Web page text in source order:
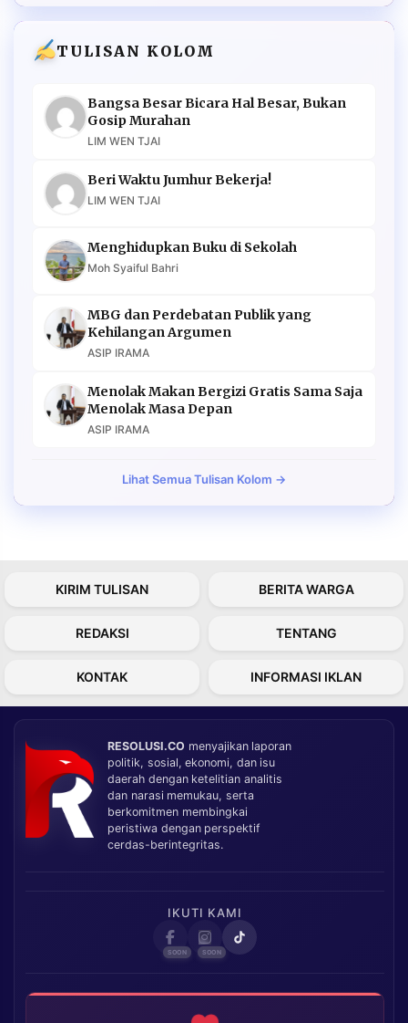
TULISAN KOLOM
Bangsa Besar Bicara Hal Besar, Bukan
Gosip Murahan
LIM WEN TJAI
Beri Waktu Jumhur Bekerja!
LIM WEN TJAI
Menghidupkan Buku di Sekolah
Moh Syaiful Bahri
MBG dan Perdebatan Publik yang
Kehilangan Argumen
ASIP IRAMA
Menolak Makan Bergizi Gratis Sama Saja
Menolak Masa Depan
ASIP IRAMA
Lihat Semua Tulisan Kolom →
KIRIM TULISAN BERITA WARGA
REDAKSI TENTANG
KONTAK INFORMASI IKLAN
RESOLUSI.CO menyajikan laporan
politik, sosial, ekonomi, dan isu
daerah dengan ketelitian analitis
dan narasi memukau, serta
berkomitmen membingkai
peristiwa dengan perspektif
cerdas-berintegritas.
IKUTI KAMI